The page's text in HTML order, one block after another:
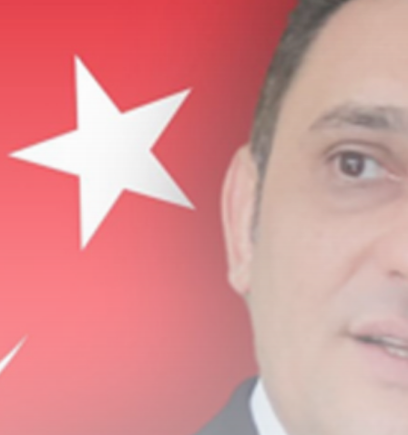
YER DEĞİŞTİRME
KARŞILANMAYAN
PERSONELE BECAYİŞ...
AĞUSTOS 3, 2026
HABERLER
ANKARA 2. NOLU
ŞUBESİ 1. OLAĞAN...
TEMMUZ 31, 2026
BIZI TAKIP